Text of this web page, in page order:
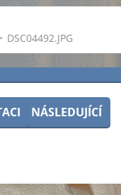
DSC04492.JPG
NÁSLEDUJÍCÍ